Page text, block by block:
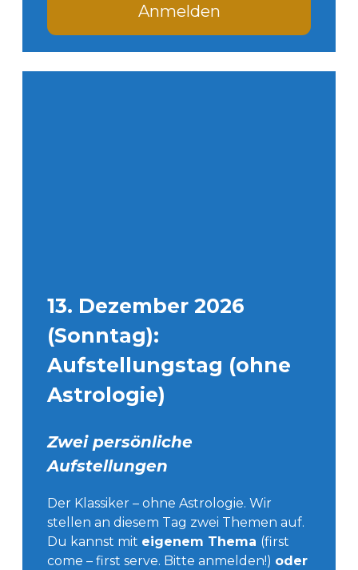
Anmelden
13. Dezember 2026
(Sonntag):
Aufstellungstag (ohne
Astrologie)
Zwei persönliche
Aufstellungen
Der Klassiker – ohne Astrologie. Wir
stellen an diesem Tag zwei Themen auf.
Du kannst mit eigenem Thema (first
come – first serve. Bitte anmelden!) oder